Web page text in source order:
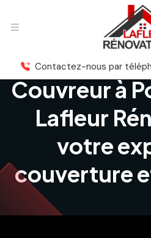
Contactez-nous par
Couvreur à
Lafleur
votre
couverture